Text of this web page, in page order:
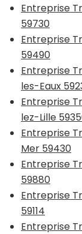
Entreprise
59730
Entreprise
59490
Entreprise
les-Eaux
Entreprise
lez-Lille
Entreprise
Mer 59430
Entreprise
59880
Entreprise
59114
Entreprise